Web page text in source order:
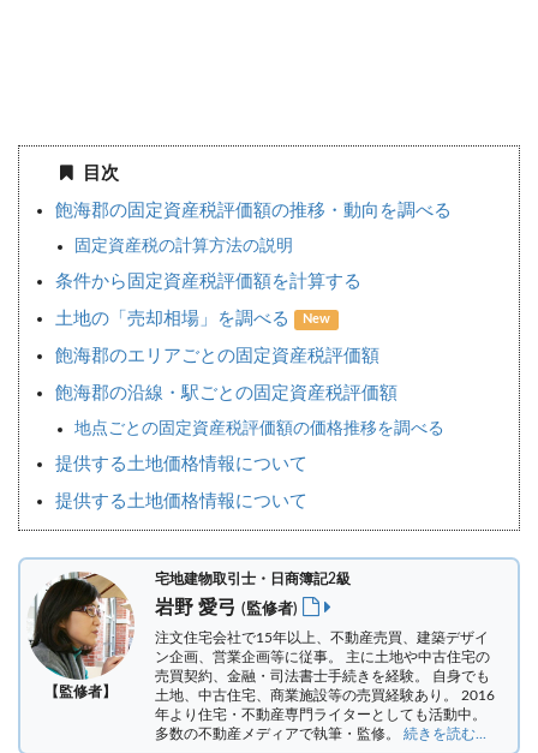
目次
飽海郡の固定資産税評価額の推移・動向を調べる
固定資産税の計算方法の説明
条件から固定資産税評価額を計算する
土地の「売却相場」を調べる New
飽海郡のエリアごとの固定資産税評価額
飽海郡の沿線・駅ごとの固定資産税評価額
地点ごとの固定資産税評価額の価格推移を調べる
提供する土地価格情報について
提供する土地価格情報について
【監修者】
宅地建物取引士・日商簿記2級
岩野 愛弓 (監修者)
注文住宅会社で15年以上、不動産売買、建築デザイ
ン企画、営業企画等に従事。 主に土地や中古住宅の
売買契約、金融・司法書士手続きを経験。 自身でも
土地、中古住宅、商業施設等の売買経験あり。 2016
年より住宅・不動産専門ライターとしても活動中。
多数の不動産メディアで執筆・監修。 続きを読む...